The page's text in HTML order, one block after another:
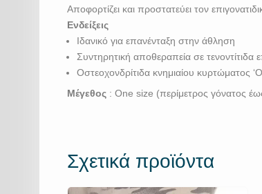
Αποφορτίζει και προστατεύει τον
Ενδείξεις
Ιδανικό για επανένταξη στην άθληση
Συντηρητική αποθεραπεία σε τενοντίτιδα
Οστεοχονδρίτιδα κνημιαίου κυρτώματος
Μέγεθος : One size (περίμετρος γόνατος
Σχετικά προϊόντα